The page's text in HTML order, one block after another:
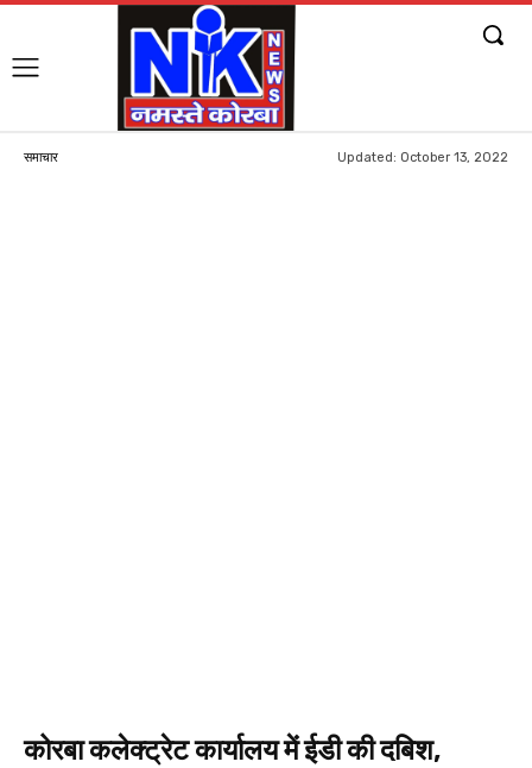
समाचार Updated: October 13, 2022
कोरबा कलेक्ट्रेट कार्यालय में ईडी की दबिश,